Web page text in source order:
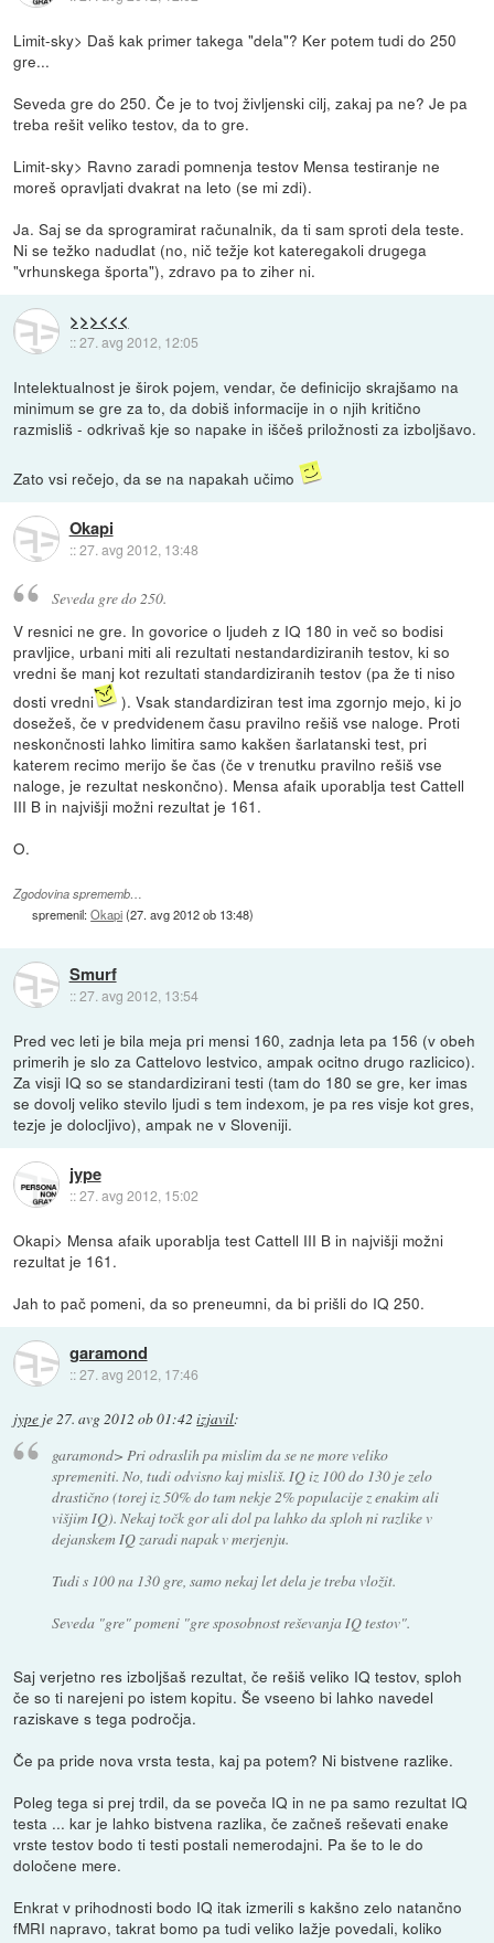
Limit-sky> Daš kak primer takega "dela"? Ker potem tudi do 250
gre...
Seveda gre do 250. Če je to tvoj življenski cilj, zakaj pa ne? Je pa
treba rešit veliko testov, da to gre.
Limit-sky> Ravno zaradi pomnenja testov Mensa testiranje ne
moreš opravljati dvakrat na leto (se mi zdi).
Ja. Saj se da sprogramirat računalnik, da ti sam sproti dela teste.
Ni se težko nadudlat (no, nič težje kot kateregakoli drugega
"vrhunskega športa"), zdravo pa to ziher ni.
>>><<<
::27. avg 2012, 12:05
Intelektualnost je širok pojem, vendar, če definicijo skrajšamo na
minimum se gre za to, da dobiš informacije in o njih kritično
razmisliš - odkrivaš kje so napake in iščeš priložnosti za izboljšavo.
Zato vsi rečejo, da se na napakah učimo
Okapi
::27. avg 2012, 13:48
Seveda gre do 250.
V resnici ne gre. In govorice o ljudeh z IQ 180 in več so bodisi
pravljice, urbani miti ali rezultati nestandardiziranih testov, ki so
vredni še manj kot rezultati standardiziranih testov (pa že ti niso
dosti vredni
). Vsak standardiziran test ima zgornjo mejo, ki jo
dosežeš, če v predvidenem času pravilno rešiš vse naloge. Proti
neskončnosti lahko limitira samo kakšen šarlatanski test, pri
katerem recimo merijo še čas (če v trenutku pravilno rešiš vse
naloge, je rezultat neskončno). Mensa afaik uporablja test Cattell
III B in najvišji možni rezultat je 161.
O.
Zgodovina sprememb…
spremenil:Okapi(27. avg 2012 ob 13:48)
Smurf
::27. avg 2012, 13:54
Pred vec leti je bila meja pri mensi 160, zadnja leta pa 156 (v obeh
primerih je slo za Cattelovo lestvico, ampak ocitno drugo razlicico).
Za visji IQ so se standardizirani testi (tam do 180 se gre, ker imas
se dovolj veliko stevilo ljudi s tem indexom, je pa res visje kot gres,
tezje je dolocljivo), ampak ne v Sloveniji.
jype
::27. avg 2012, 15:02
Okapi> Mensa afaik uporablja test Cattell III B in najvišji možni
rezultat je 161.
Jah to pač pomeni, da so preneumni, da bi prišli do IQ 250.
garamond
::27. avg 2012, 17:46
jype je27. avg 2012 ob 01:42 izjavil:
garamond> Pri odraslih pa mislim da se ne more veliko
spremeniti. No, tudi odvisno kaj misliš. IQ iz 100 do 130 je zelo
drastično (torej iz 50% do tam nekje 2% populacije z enakim ali
višjim IQ). Nekaj točk gor ali dol pa lahko da sploh ni razlike v
dejanskem IQ zaradi napak v merjenju.
Tudi s 100 na 130 gre, samo nekaj let dela je treba vložit.
Seveda "gre" pomeni "gre sposobnost reševanja IQ testov".
Saj verjetno res izboljšaš rezultat, če rešiš veliko IQ testov, sploh
če so ti narejeni po istem kopitu. Še vseeno bi lahko navedel
raziskave s tega področja.
Če pa pride nova vrsta testa, kaj pa potem? Ni bistvene razlike.
Poleg tega si prej trdil, da se poveča IQ in ne pa samo rezultat IQ
testa ... kar je lahko bistvena razlika, če začneš reševati enake
vrste testov bodo ti testi postali nemerodajni. Pa še to le do
določene mere.
Enkrat v prihodnosti bodo IQ itak izmerili s kakšno zelo natančno
fMRI napravo, takrat bomo pa tudi veliko lažje povedali, koliko